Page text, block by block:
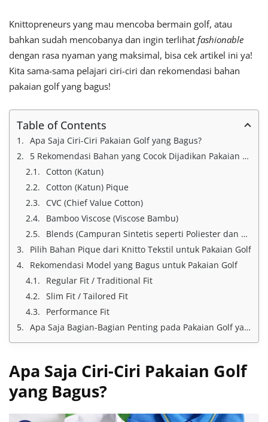
Knittopreneurs yang mau mencoba bermain golf, atau
bahkan sudah mencobanya dan ingin terlihat fashionable
dengan rasa nyaman yang maksimal, bisa cek artikel ini ya!
Kita sama-sama pelajari ciri-ciri dan rekomendasi bahan
pakaian golf yang bagus!
Table of Contents
Apa Saja Ciri-Ciri Pakaian Golf yang Bagus?
5 Rekomendasi Bahan yang Cocok Dijadikan Pakaian Golf
Cotton (Katun)
Cotton (Katun) Pique
CVC (Chief Value Cotton)
Bamboo Viscose (Viscose Bambu)
Blends (Campuran Sintetis seperti Poliester dan Spandeks)
Pilih Bahan Pique dari Knitto Tekstil untuk Pakaian Golf
Rekomendasi Model yang Bagus untuk Pakaian Golf
Regular Fit / Traditional Fit
Slim Fit / Tailored Fit
Performance Fit
Apa Saja Bagian-Bagian Penting pada Pakaian Golf yang Perlu Diperhatikan?
Apa Saja Ciri-Ciri Pakaian Golf
yang Bagus?